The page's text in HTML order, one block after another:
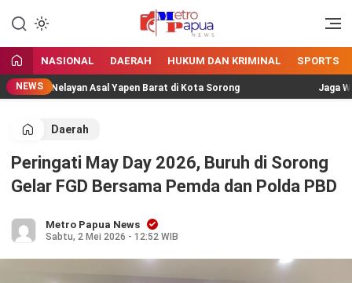
MetroPapua News
Jangan Gentar Bicara Benar
NASIONAL DAERAH HUKUM DAN KRIMINAL SPORTS
NEWS
Nelayan Asal Yapen Barat di Kota Sorong Jaga
Daerah
Peringati May Day 2026, Buruh di Sorong
Gelar FGD Bersama Pemda dan Polda PBD
Metro Papua News
Sabtu, 2 Mei 2026 - 12:52 WIB